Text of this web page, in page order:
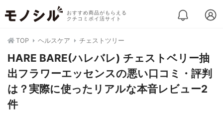
おすすめ商品がもらえる
クチコミポイ活サイト
TOP ヘルスケア チェストツリー
HARE BARE(ハレバレ) チェストベリー抽
出フラワーエッセンスの悪い口コミ・評判
は？実際に使ったリアルな本音レビュー2
件